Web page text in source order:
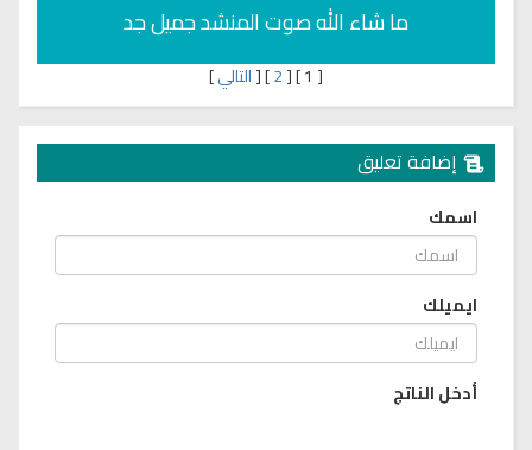
ما شاء الله صوت المنشد جميل جد
[
]
[
2
]
[التالي]
إضافة تعليق
اسمك
ايميلك
أدخل الناتج